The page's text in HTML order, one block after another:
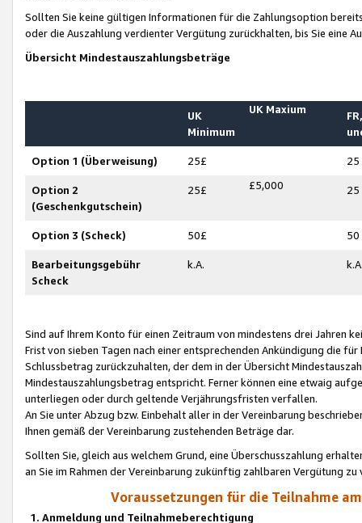
Sollten Sie keine gültigen Informationen für die Zahlungsoption
oder die Auszahlung verdienter Vergütung zurückhalten, bis Sie
Übersicht Mindestauszahlungsbeträge
UK
Minimum
UK Maxium
Option 1 (Überweisung) 25£ 25
Option 2
(Geschenkgutschein)
25£ £5,000 25
Option 3 (Scheck) 50£ 50
Bearbeitungsgebühr
Scheck
k.A.
Sind auf Ihrem Konto für einen Zeitraum von mindestens drei Jahren
Frist von sieben Tagen nach einer entsprechenden Ankündigung die
Schlussbetrag zurückzuhalten, der dem in der Übersicht
Mindestauszahlungsbetrag entspricht. Ferner können eine etwaig
unterliegen oder durch geltende Verjährungsfristen verfallen.
An Sie unter Abzug bzw. Einbehalt aller in der Vereinbarung
Ihnen gemäß der Vereinbarung zustehenden Beträge dar.
Sollten Sie, gleich aus welchem Grund, eine Überschusszahlung
an Sie im Rahmen der Vereinbarung zukünftig zahlbaren Vergütung zu
Voraussetzungen für die Teilnahme
1. Anmeldung und Teilnahmeberechtigung